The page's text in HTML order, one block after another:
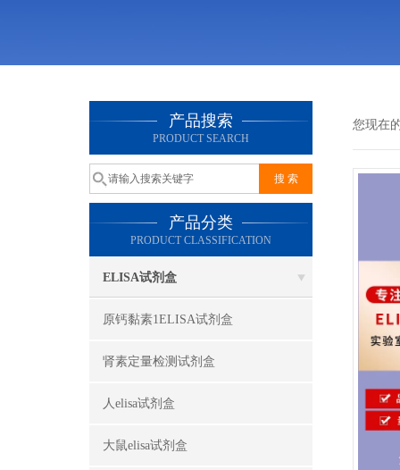
产品搜索
PRODUCT SEARCH
产品分类
PRODUCT CLASSIFICATION
ELISA试剂盒
原钙黏素1ELISA试剂盒
肾素定量检测试剂盒
人elisa试剂盒
大鼠elisa试剂盒
您现在